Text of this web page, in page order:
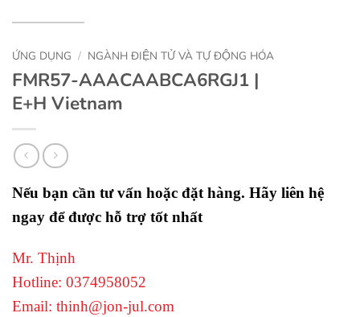
ỨNG DỤNG / NGÀNH ĐIỆN TỬ VÀ TỰ ĐỘNG HÓA
FMR57-AAACAABCA6RGJ1 |
E+H Vietnam
Nếu bạn cần tư vấn hoặc đặt hàng. Hãy liên hệ
ngay để được hỗ trợ tốt nhất
Mr. Thịnh
Hotline: 0374958052
Email: thinh@jon-jul.com